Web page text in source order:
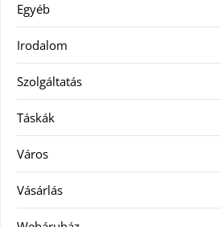
Egyéb
Irodalom
Szolgáltatás
Táskák
Város
Vásárlás